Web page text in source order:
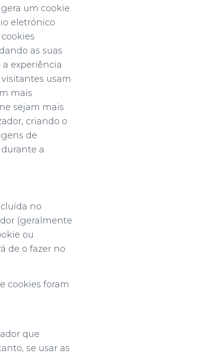
um cookie
eletrónico
as suas
experiência
usam
mais
sejam mais
criando o
de
a
no
(geralmente
ou
de o fazer no
cookies foram
que
se usar as